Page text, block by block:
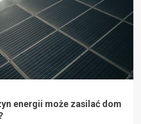
energii może zasilać dom